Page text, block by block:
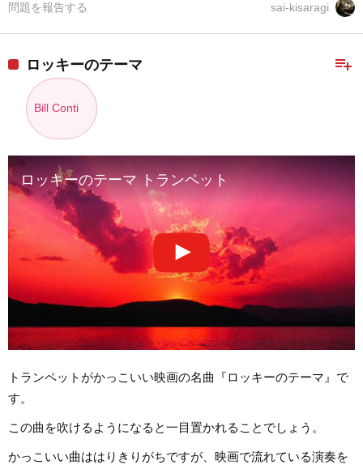
sai-kisaragi
問題を報告する
playlist_add
ロッキーのテーマ
Bill Conti
ロッキーのテーマ トランペット
トランペットがかっこいい映画の名曲『ロッキーのテーマ』で
す。
この曲を吹けるようになると一目置かれることでしょう。
かっこいい曲ははりきりがちですが、映画で流れている演奏を